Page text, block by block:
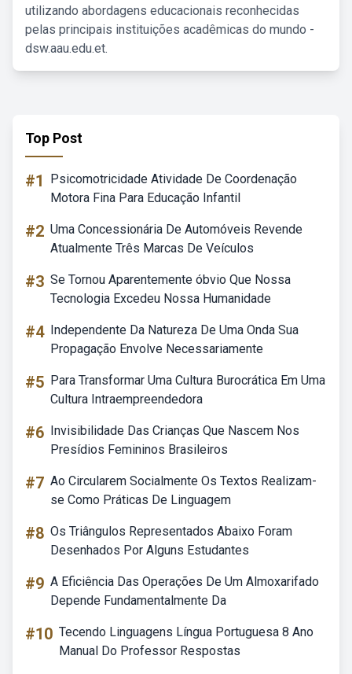
utilizando abordagens educacionais reconhecidas
pelas principais instituições acadêmicas do mundo -
dsw.aau.edu.et.
Top Post
#1
Psicomotricidade Atividade De Coordenação
Motora Fina Para Educação Infantil
#2 Uma Concessionária De Automóveis Revende
Atualmente Três Marcas De Veículos
#3 Se Tornou Aparentemente óbvio Que Nossa
Tecnologia Excedeu Nossa Humanidade
#4 Independente Da Natureza De Uma Onda Sua
Propagação Envolve Necessariamente
#5 Para Transformar Uma Cultura Burocrática Em Uma
Cultura Intraempreendedora
#6 Invisibilidade Das Crianças Que Nascem Nos
Presídios Femininos Brasileiros
#7 Ao Circularem Socialmente Os Textos Realizam-
se Como Práticas De Linguagem
#8 Os Triângulos Representados Abaixo Foram
Desenhados Por Alguns Estudantes
#9 A Eficiência Das Operações De Um Almoxarifado
Depende Fundamentalmente Da
#10 Tecendo Linguagens Língua Portuguesa 8 Ano
Manual Do Professor Respostas